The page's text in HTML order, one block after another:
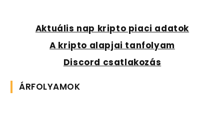
Aktuális nap kripto piaci adatok
A kripto alapjai tanfolyam
Discord csatlakozás
ÁRFOLYAMOK